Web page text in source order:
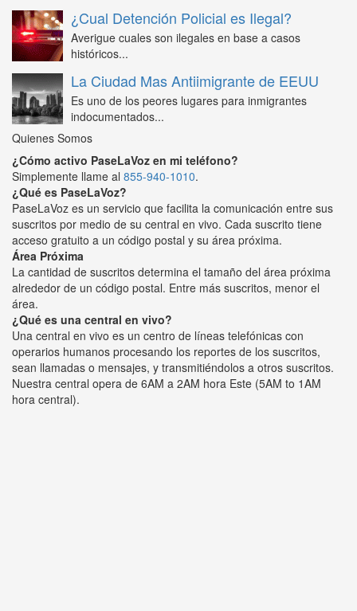
¿Cual Detención Policial es Ilegal?
Averigue cuales son ilegales en base a casos
históricos...
La Ciudad Mas Antiimigrante de EEUU
Es uno de los peores lugares para inmigrantes
indocumentados...
Quienes Somos
¿Cómo activo PaseLaVoz en mi teléfono?
Simplemente llame al 855-940-1010.
¿Qué es PaseLaVoz?
PaseLaVoz es un servicio que facilita la comunicación entre sus
suscritos por medio de su central en vivo. Cada suscrito tiene
acceso gratuito a un código postal y su área próxima.
Área Próxima
La cantidad de suscritos determina el tamaño del área próxima
alrededor de un código postal. Entre más suscritos, menor el
área.
¿Qué es una central en vivo?
Una central en vivo es un centro de líneas telefónicas con
operarios humanos procesando los reportes de los suscritos,
sean llamadas o mensajes, y transmitiéndolos a otros suscritos.
Nuestra central opera de 6AM a 2AM hora Este (5AM to 1AM
hora central).